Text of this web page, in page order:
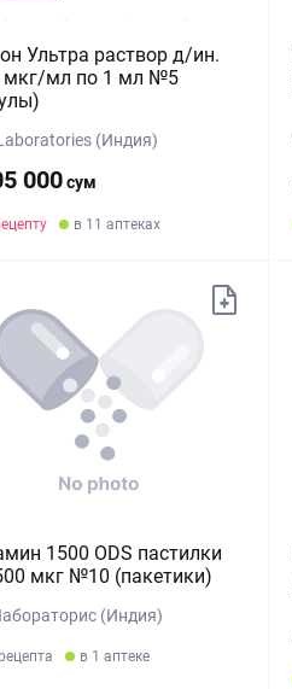
Ультра раствор д/ин.
мкг/мл по 1 мл №5
(Индия)
000сум
в 11 аптеках
1500 ODS пастилки
мкг №10 (пакетики)
(Индия)
в 1 аптеке